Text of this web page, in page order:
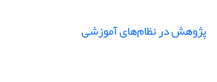
پژوهش در نظام‌های آموزشی